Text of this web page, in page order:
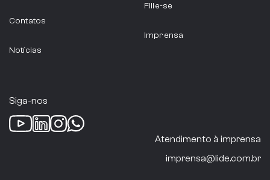
São Paulo
Setor Imobiliário
Contatos
Notícias
Filie-se
Imprensa
Siga-nos
Atendimento à imprensa
imprensa@lide.com.br